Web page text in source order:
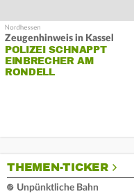
Zeugenhinweis in Kassel
POLIZEI SCHNAPPT
EINBRECHER AM
RONDELL
THEMEN-TICKER
Unpünktliche Bahn